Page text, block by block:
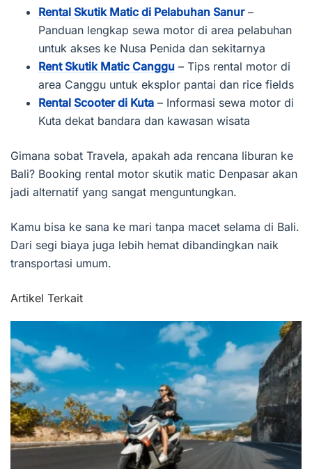
Rental Skutik Matic di Pelabuhan Sanur–
Panduan lengkap sewa motor di area pelabuhan
untuk akses ke Nusa Penida dan sekitarnya
Rent Skutik Matic Canggu – Tips rental motor di
area Canggu untuk eksplor pantai dan rice fields
Rental Scooter di Kuta – Informasi sewa motor di
Kuta dekat bandara dan kawasan wisata
Gimana sobat Travela, apakah ada rencana liburan ke
Bali? Booking rental motor skutik matic Denpasar akan
jadi alternatif yang sangat menguntungkan.
Kamu bisa ke sana ke mari tanpa macet selama di Bali.
Dari segi biaya juga lebih hemat dibandingkan naik
transportasi umum.
Artikel Terkait